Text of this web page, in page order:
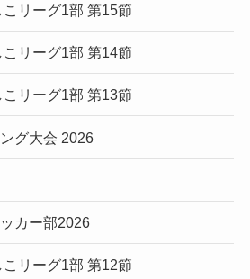
リーグ1部 第15節
リーグ1部 第14節
リーグ1部 第13節
グ大会 2026
カー部2026
リーグ1部 第12節